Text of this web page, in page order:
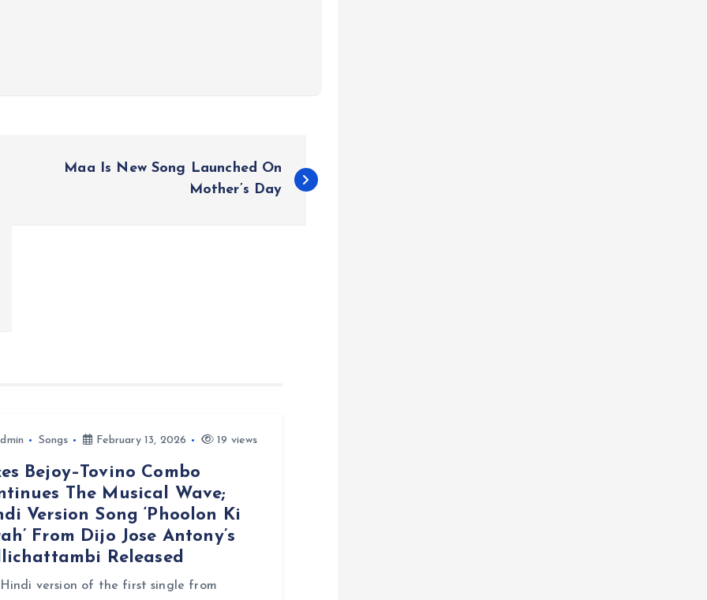
Maa Is New Song Launched On
Mother’s Day
Songs February 13, 2026 19 views
Bejoy–Tovino Combo
The Musical Wave;
Version Song ‘Phoolon Ki
From Dijo Jose Antony’s
Released
Hindi version of the first single from